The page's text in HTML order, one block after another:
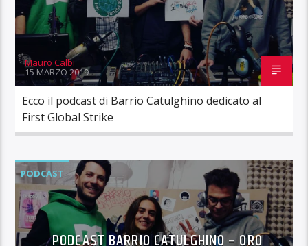
Mauro Calbi
15 MARZO 2019
Ecco il podcast di Barrio Catulghino dedicato al
First Global Strike
PODCAST
PODCAST BARRIO CATULGHINO – ORO